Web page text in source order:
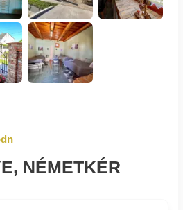
NÉMETKÉR